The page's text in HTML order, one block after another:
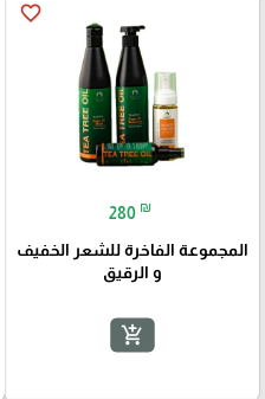
favorite_border
280 ₪
المجموعة الفاخرة للشعر الخفيف
و الرقيق
add_shopping_cart